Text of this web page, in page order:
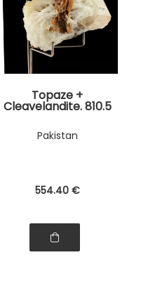
Topaze +
Cleavelandite. 810.5
Pakistan
554.40 €